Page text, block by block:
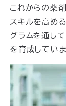
これからの薬
スキルを高め
グラムを通し
を育成していま